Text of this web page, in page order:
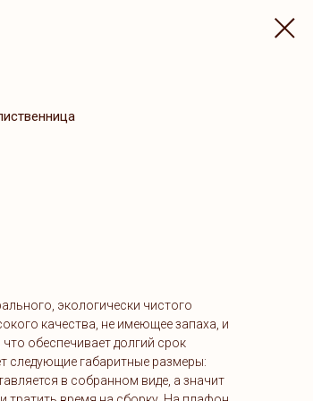
экологически чистого
качества, не имеющее запаха, и
обеспечивает долгий срок
следующие габаритные размеры:
в собранном виде, а значит